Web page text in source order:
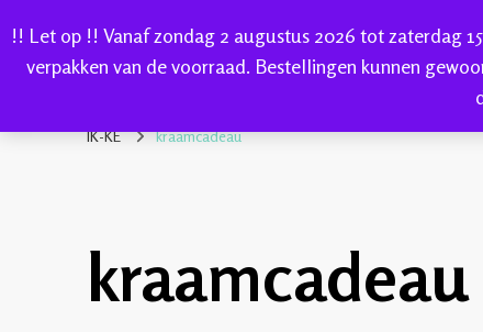
!! Let op !! Vanaf zondag 2 augustus 2026 tot zaterdag
verpakken van de voorraad. Bestellingen kunnen
webshop voor handgeverfde garen 100% katoen en
IK-KE kraamcadeau
kraamcadeau